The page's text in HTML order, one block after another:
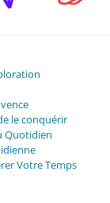
le conquérir
Quotidien
Votre Temps